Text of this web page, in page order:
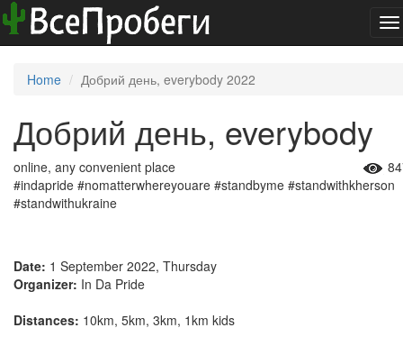
Home Добрий день, everybody 2022
Добрий день, everybody
online, any convenient place
#indapride #nomatterwhereyouare #standbyme #standwithkherson
#standwithukraine
Date: 1 September 2022, Thursday
Organizer: In Da Pride
Distances: 10km, 5km, 3km, 1km kids